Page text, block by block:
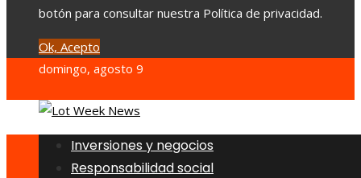
botón para consultar nuestra Política de privacidad.
Ok, Acepto
domingo, agosto 9
Inversiones y negocios
Responsabilidad social